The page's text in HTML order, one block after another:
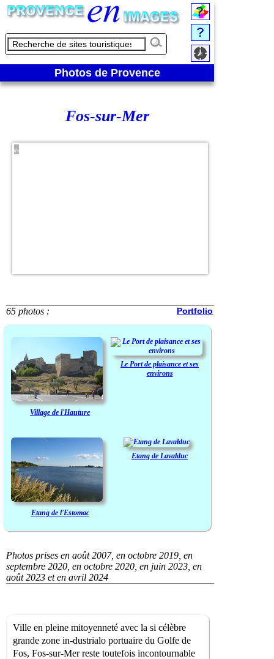
Photos de Provence
Fos-sur-Mer
du
Cavaou
65 photos : Portfolio
Village de l'Hauture
Le Port de plaisance et ses
environs
Etang de l'Estomac
Etang de Lavalduc
Photos prises en août 2007, en octobre 2019, en
septembre 2020, en octobre 2020, en juin 2023, en
août 2023 et en avril 2024
Ville en pleine mitoyenneté avec la si célèbre
grande zone in-dustrialo portuaire du Golfe de
Fos, Fos-sur-Mer reste toutefois incontournable